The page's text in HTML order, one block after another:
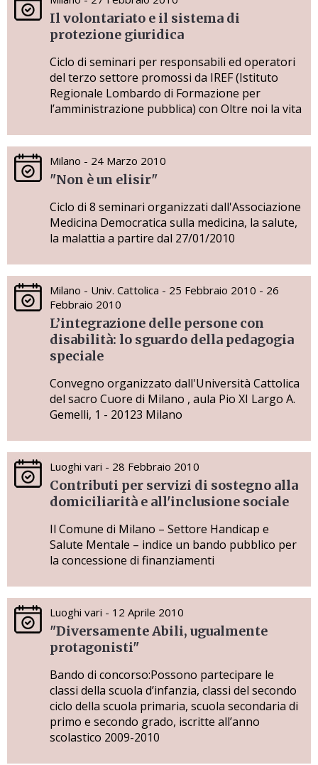
Il volontariato e il sistema di
protezione giuridica
Ciclo di seminari per responsabili ed operatori
del terzo settore promossi da IREF (Istituto
Regionale Lombardo di Formazione per
l’amministrazione pubblica) con Oltre noi la vita
Milano - 24 Marzo 2010
"Non è un elisir"
Ciclo di 8 seminari organizzati dall'Associazione
Medicina Democratica sulla medicina, la salute,
la malattia a partire dal 27/01/2010
Milano - Univ. Cattolica - 25 Febbraio 2010 - 26
Febbraio 2010
L’integrazione delle persone con
disabilità: lo sguardo della pedagogia
speciale
Convegno organizzato dall'Università Cattolica
del sacro Cuore di Milano , aula Pio XI Largo A.
Gemelli, 1 - 20123 Milano
Luoghi vari - 28 Febbraio 2010
Contributi per servizi di sostegno alla
domiciliarità e all'inclusione sociale
Il Comune di Milano – Settore Handicap e
Salute Mentale – indice un bando pubblico per
la concessione di finanziamenti
Luoghi vari - 12 Aprile 2010
"Diversamente Abili, ugualmente
protagonisti"
Bando di concorso:Possono partecipare le
classi della scuola d’infanzia, classi del secondo
ciclo della scuola primaria, scuola secondaria di
primo e secondo grado, iscritte all’anno
scolastico 2009-2010